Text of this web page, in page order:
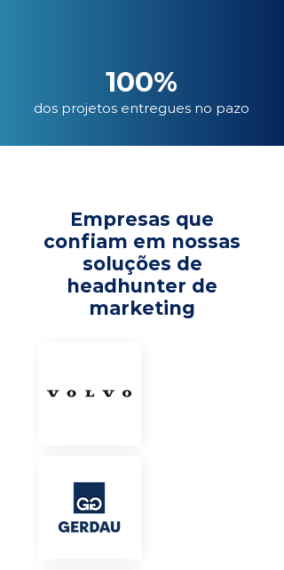
100%
dos projetos entregues no pazo
Empresas que
confiam em nossas
soluções de
headhunter de
marketing